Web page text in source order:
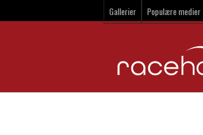
Gallerier Populære medier